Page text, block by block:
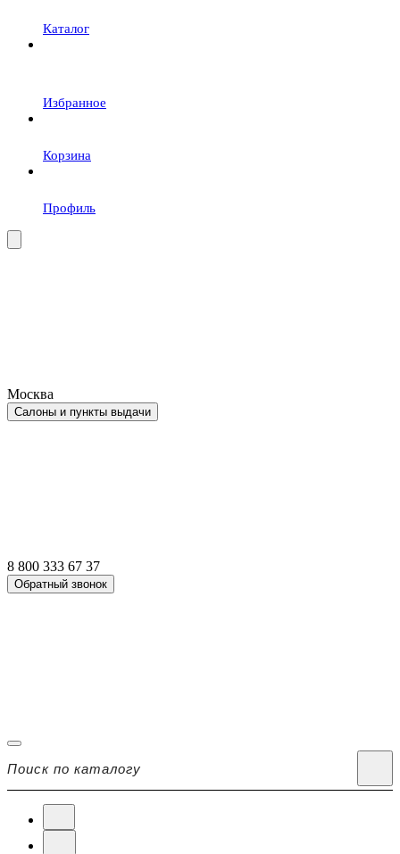
Каталог
Избранное
Корзина
Профиль
Москва
Салоны и пункты выдачи
8 800 333 67 37
Обратный звонок